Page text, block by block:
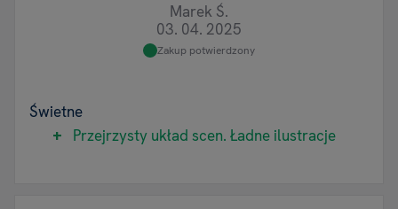
Marek Ś.
03. 04. 2025
Zakup potwierdzony
Świetne
Przejrzysty układ scen. Ładne ilustracje